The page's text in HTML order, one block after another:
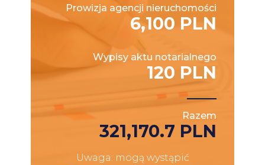
Prowizja agencji nieruchomości
6,100 PLN
Wypisy aktu notarialnego
120 PLN
Razem
321,170.7 PLN
Uwaga: mogą wystąpić